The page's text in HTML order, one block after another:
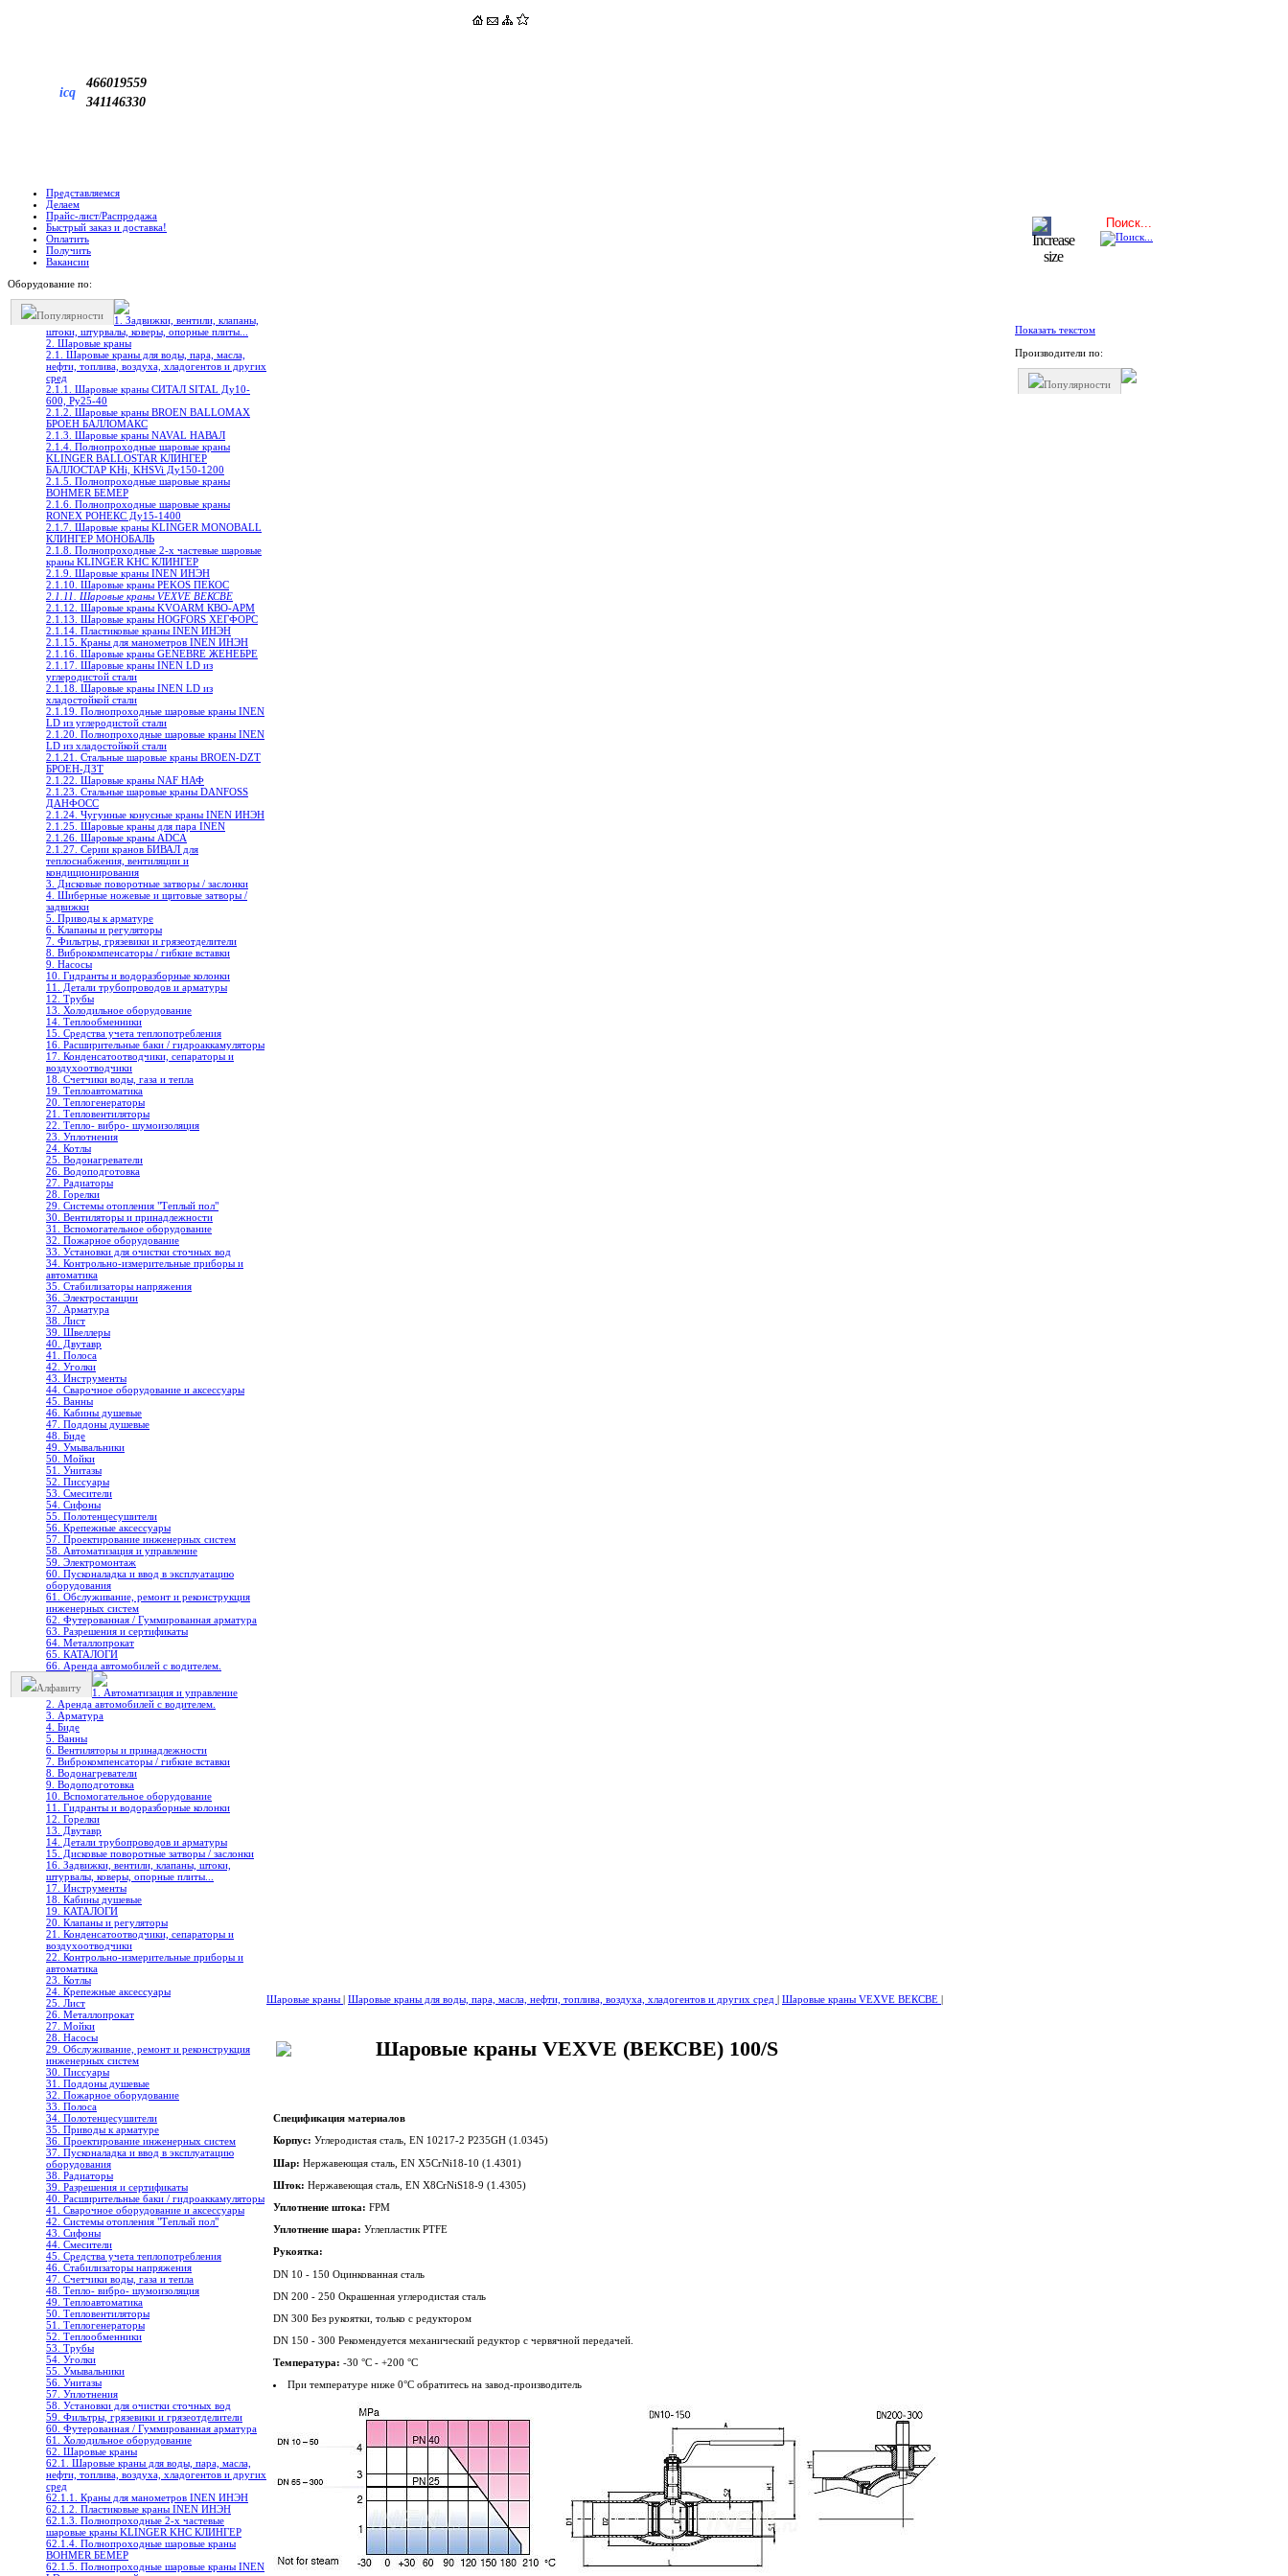
icq
466019559
341146330
Представляемся
Делаем
Прайс-лист/Распродажа
Быстрый заказ и доставка!
Оплатить
Получить
Вакансии
Оборудование по:
Популярности
1. Задвижки, вентили, клапаны,
штоки, штурвалы, коверы, опорные плиты...
2. Шаровые краны
2.1. Шаровые краны для воды, пара, масла,
нефти, топлива, воздуха, хладогентов и других
сред
2.1.1. Шаровые краны СИТАЛ SITAL Ду10-
600, Ру25-40
2.1.2. Шаровые краны BROEN BALLOMAX
БРОЕН БАЛЛОМАКС
2.1.3. Шаровые краны NAVAL НАВАЛ
2.1.4. Полнопроходные шаровые краны
KLINGER BALLOSTAR КЛИНГЕР
БАЛЛОСТАР KHi, KHSVi Ду150-1200
2.1.5. Полнопроходные шаровые краны
BOHMER БЕМЕР
2.1.6. Полнопроходные шаровые краны
RONEX РОНЕКС Ду15-1400
2.1.7. Шаровые краны KLINGER MONOBALL
КЛИНГЕР МОНОБАЛЬ
2.1.8. Полнопроходные 2-х частевые шаровые
краны KLINGER KHC КЛИНГЕР
2.1.9. Шаровые краны INEN ИНЭН
2.1.10. Шаровые краны PEKOS ПЕКОС
2.1.11. Шаровые краны VEXVE ВЕКСВЕ
2.1.12. Шаровые краны KVOARM КВО-АРМ
2.1.13. Шаровые краны HOGFORS ХЕГФОРС
2.1.14. Пластиковые краны INEN ИНЭН
2.1.15. Краны для манометров INEN ИНЭН
2.1.16. Шаровые краны GENEBRE ЖЕНЕБРЕ
2.1.17. Шаровые краны INEN LD из
углеродистой стали
2.1.18. Шаровые краны INEN LD из
хладостойкой стали
2.1.19. Полнопроходные шаровые краны INEN
LD из углеродистой стали
2.1.20. Полнопроходные шаровые краны INEN
LD из хладостойкой стали
2.1.21. Стальные шаровые краны BROEN-DZT
БРОЕН-ДЗТ
2.1.22. Шаровые краны NAF НАФ
2.1.23. Стальные шаровые краны DANFOSS
ДАНФОСС
2.1.24. Чугунные конусные краны INEN ИНЭН
2.1.25. Шаровые краны для пара INEN
2.1.26. Шаровые краны ADCA
2.1.27. Серии кранов БИВАЛ для
теплоснабжения, вентиляции и
кондиционирования
3. Дисковые поворотные затворы / заслонки
4. Шиберные ножевые и щитовые затворы /
задвижки
5. Приводы к арматуре
6. Клапаны и регуляторы
7. Фильтры, грязевики и грязеотделители
8. Виброкомпенсаторы / гибкие вставки
9. Насосы
10. Гидранты и водоразборные колонки
11. Детали трубопроводов и арматуры
12. Трубы
13. Холодильное oборудование
14. Теплообменники
15. Средства учета теплопотребления
16. Расширительные баки / гидроаккамуляторы
17. Конденсатоотводчики, сепараторы и
воздухоотводчики
18. Счетчики воды, газа и тепла
19. Теплоавтоматика
20. Теплогенераторы
21. Тепловентиляторы
22. Тепло- вибро- шумоизоляция
23. Уплотнения
24. Котлы
25. Водонагреватели
26. Водоподготовка
27. Радиаторы
28. Горелки
29. Системы отопления "Теплый пол"
30. Вентиляторы и принадлежности
31. Вспомогательное оборудование
32. Пожарное оборудование
33. Установки для очистки сточных вод
34. Контрольно-измерительные приборы и
автоматика
35. Стабилизаторы напряжения
36. Электростанции
37. Арматура
38. Лист
39. Швеллеры
40. Двутавр
41. Полоса
42. Уголки
43. Инструменты
44. Сварочное оборудование и аксессуары
45. Ванны
46. Кабины душевые
47. Поддоны душевые
48. Биде
49. Умывальники
50. Мойки
51. Унитазы
52. Писсуары
53. Смесители
54. Сифоны
55. Полотенцесушители
56. Крепежные аксессуары
57. Проектирование инженерных систем
58. Автоматизация и управление
59. Электромонтаж
60. Пусконаладка и ввод в эксплуатацию
оборудования
61. Обслуживание, ремонт и реконструкция
инженерных систем
62. Футерованная / Гуммированная арматура
63. Разрешения и сертификаты
64. Металлопрокат
65. КАТАЛОГИ
66. Аренда автомобилей с водителем.
Алфавиту
1. Автоматизация и управление
2. Аренда автомобилей с водителем.
3. Арматура
4. Биде
5. Ванны
6. Вентиляторы и принадлежности
7. Виброкомпенсаторы / гибкие вставки
8. Водонагреватели
9. Водоподготовка
10. Вспомогательное оборудование
11. Гидранты и водоразборные колонки
12. Горелки
13. Двутавр
14. Детали трубопроводов и арматуры
15. Дисковые поворотные затворы / заслонки
16. Задвижки, вентили, клапаны, штоки,
штурвалы, коверы, опорные плиты...
17. Инструменты
18. Кабины душевые
19. КАТАЛОГИ
20. Клапаны и регуляторы
21. Конденсатоотводчики, сепараторы и
воздухоотводчики
22. Контрольно-измерительные приборы и
автоматика
23. Котлы
24. Крепежные аксессуары
25. Лист
26. Металлопрокат
27. Мойки
28. Насосы
29. Обслуживание, ремонт и реконструкция
инженерных систем
30. Писсуары
31. Поддоны душевые
32. Пожарное оборудование
33. Полоса
34. Полотенцесушители
35. Приводы к арматуре
36. Проектирование инженерных систем
37. Пусконаладка и ввод в эксплуатацию
оборудования
38. Радиаторы
39. Разрешения и сертификаты
40. Расширительные баки / гидроаккамуляторы
41. Сварочное оборудование и аксессуары
42. Системы отопления "Теплый пол"
43. Сифоны
44. Смесители
45. Средства учета теплопотребления
46. Стабилизаторы напряжения
47. Счетчики воды, газа и тепла
48. Тепло- вибро- шумоизоляция
49. Теплоавтоматика
50. Тепловентиляторы
51. Теплогенераторы
52. Теплообменники
53. Трубы
54. Уголки
55. Умывальники
56. Унитазы
57. Уплотнения
58. Установки для очистки сточных вод
59. Фильтры, грязевики и грязеотделители
60. Футерованная / Гуммированная арматура
61. Холодильное oборудование
62. Шаровые краны
62.1. Шаровые краны для воды, пара, масла,
нефти, топлива, воздуха, хладогентов и других
сред
62.1.1. Краны для манометров INEN ИНЭН
62.1.2. Пластиковые краны INEN ИНЭН
62.1.3. Полнопроходные 2-х частевые
шаровые краны KLINGER KHC КЛИНГЕР
62.1.4. Полнопроходные шаровые краны
BOHMER БЕМЕР
62.1.5. Полнопроходные шаровые краны INEN
Шаровые краны | Шаровые краны для воды, пара, масла, нефти, топлива, воздуха, хладогентов и других сред | Шаровые краны VEXVE ВЕКСВЕ |
Шаровые краны VEXVE (ВЕКСВЕ) 100/S
Спецификация материалов
Корпус: Углеродистая сталь, EN 10217-2 P235GH (1.0345)
Шар: Нержавеющая сталь, EN X5CrNi18-10 (1.4301)
Шток: Нержавеющая сталь, EN X8CrNiS18-9 (1.4305)
Уплотнение штока: FPM
Уплотнение шара: Углепластик PTFE
Рукоятка:
DN 10 - 150 Оцинкованная сталь
DN 200 - 250 Окрашенная углеродистая сталь
DN 300 Без рукоятки, только с редуктором
DN 150 - 300 Рекомендуется механический редуктор с червячной передачей.
Температура: -30 °C - +200 °C
При температуре ниже 0°C обратитесь на завод-производитель
Показать текстом
Производители по:
Популярности